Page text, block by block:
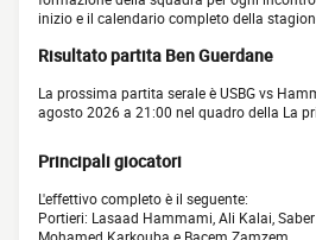
inizio e il calendario completo della
Risultato partita Ben Guerdane
La prossima partita serale è USBG vs
agosto 2026 a 21:00 nel quadro della La
Principali giocatori
L'effettivo completo è il seguente:
Portieri: Lasaad Hammami, Ali Kalai, Saber